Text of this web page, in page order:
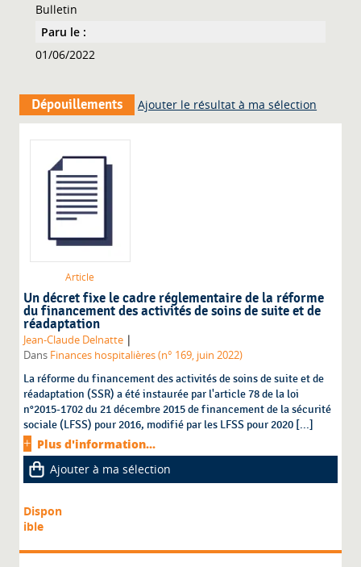
Bulletin
Paru le :
01/06/2022
Dépouillements Ajouter le résultat à ma sélection
Article
Un décret fixe le cadre réglementaire de la réforme
du financement des activités de soins de suite et de
réadaptation
Jean-Claude Delnatte |
Dans Finances hospitalières (n° 169, juin 2022)
La réforme du financement des activités de soins de suite et de
réadaptation (SSR) a été instaurée par l'article 78 de la loi
n°2015-1702 du 21 décembre 2015 de financement de la sécurité
sociale (LFSS) pour 2016, modifié par les LFSS pour 2020 [...]
Plus d'information...
Ajouter à ma sélection
Dispon
ible